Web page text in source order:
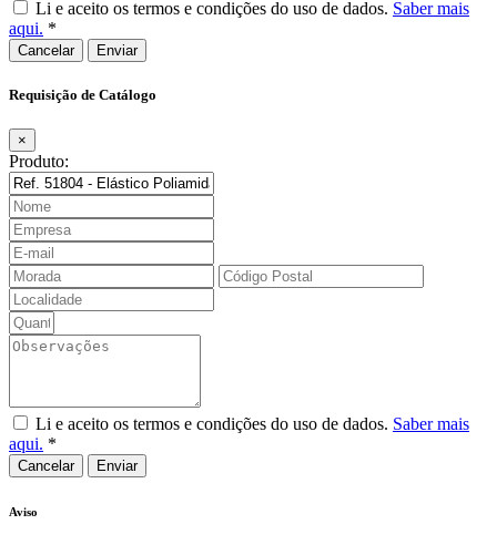
Li e aceito os termos e condições do uso de dados. Saber mais
aqui. *
Cancelar
Requisição de Catálogo
×
Produto:
Li e aceito os termos e condições do uso de dados. Saber mais
aqui. *
Cancelar
Aviso